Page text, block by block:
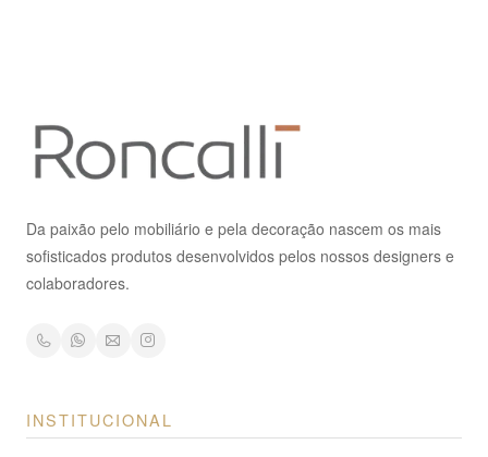
Da paixão pelo mobiliário e pela decoração nascem os mais
sofisticados produtos desenvolvidos pelos nossos designers e
colaboradores.
INSTITUCIONAL